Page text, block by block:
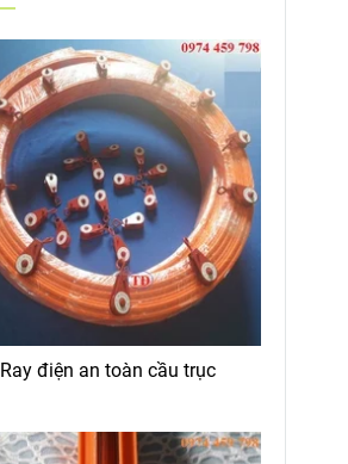
Ray điện an toàn cầu trục